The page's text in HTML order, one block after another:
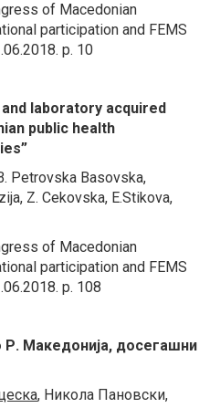
of Macedonian
participation and FEMS
p. 10
laboratory acquired
public health
Petrovska Basovska,
Z. Cekovska, E.Stikova,
of Macedonian
participation and FEMS
p. 108
Р. Македонија, досегашни
, Никола Пановски,